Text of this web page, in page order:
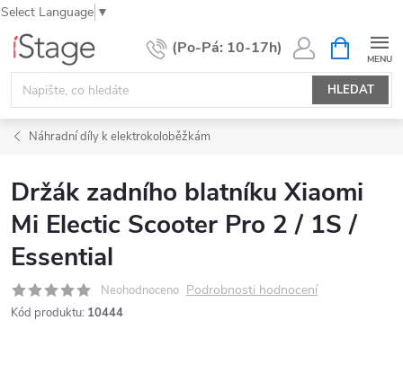
Select Language ▼
Přejít
obsah
HLEDAT
NÁKUPNÍ
KOŠÍK
Náhradní díly k elektrokoloběžkám
Držák zadního blatníku Xiaomi
Mi Electic Scooter Pro 2 / 1S /
Essential
Neohodnoceno Podrobnosti hodnocení
Kód produktu: 10444